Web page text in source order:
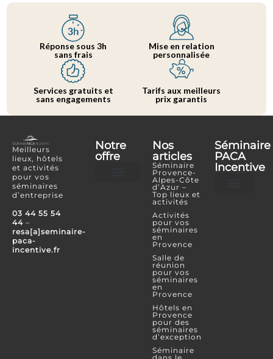
Réponse sous 3h
sans frais
Mise en relation
personnalisée
Services gratuits et
sans engagements
Tarifs aux meilleurs
prix garantis
Meilleurs
lieux, hôtels
et activités
pour vos
séminaires
d’entreprise
03 44 55 54
44 –
resa[a]seminaire-
paca-
incentive.fr
Notre
offre
Nos
articles
Séminaire
Provence-
Alpes-Côte
d’Azur –
Top lieux et
activités
Activités
pour vos
séminaires
en
Provence
Salle de
réunion
pour vos
séminaires
en
Provence
Hôtels en
Provence
pour des
séminaires
d’exception
Séminaire
Séminaire
PACA
Incentive